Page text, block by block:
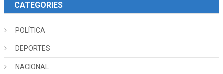
CATEGORIES
POLÍTICA
DEPORTES
NACIONAL